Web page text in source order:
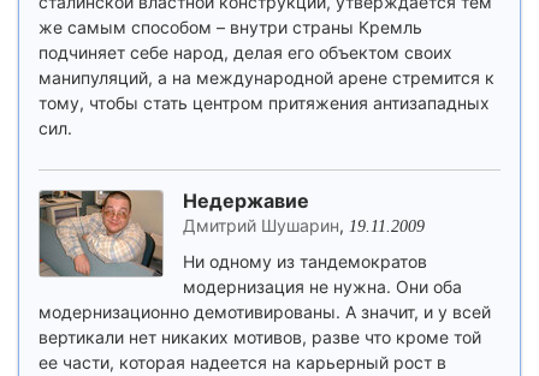
же самым способом – внутри страны Кремль
подчиняет себе народ, делая его объектом своих
манипуляций, а на международной арене стремится к
тому, чтобы стать центром притяжения антизападных
сил.
Недержавие
Дмитрий Шушарин, 19.11.2009
Ни одному из тандемократов
модернизация не нужна. Они оба
модернизационно демотивированы. А значит, и у всей
вертикали нет никаких мотивов, разве что кроме той
ее части, которая надеется на карьерный рост в